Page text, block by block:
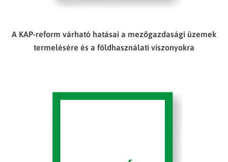
A KAP-reform várható hatásai a mezőgazdasági üzemek
termelésére és a földhasználati viszonyokra